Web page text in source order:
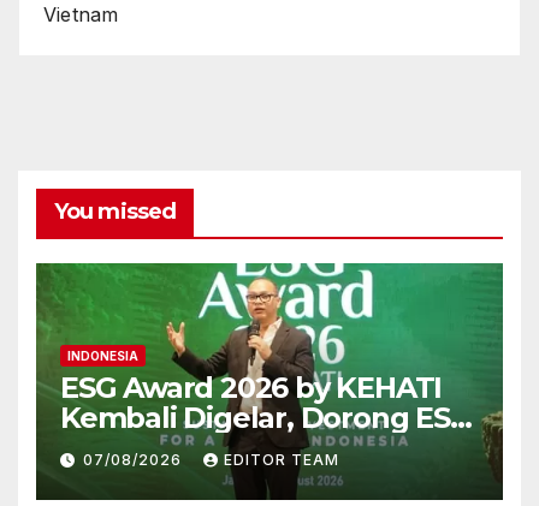
Vietnam
You missed
INDONESIA
ESG Award 2026 by KEHATI
Kembali Digelar, Dorong ESG
Menjadi Standar Baru Daya
Saing Bisnis Indonesia
07/08/2026 EDITOR TEAM